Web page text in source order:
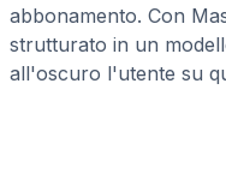
abbonamento. Con
strutturato in un
all'oscuro l'utente su